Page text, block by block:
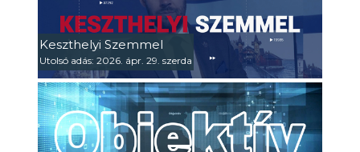
Keszthelyi Szemmel
Utolsó adás: 2026. ápr. 29. szerda